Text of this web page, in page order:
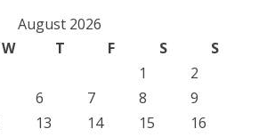
August 2026
W T F S
S
1
2
6 7 8
9
13 14 15
16